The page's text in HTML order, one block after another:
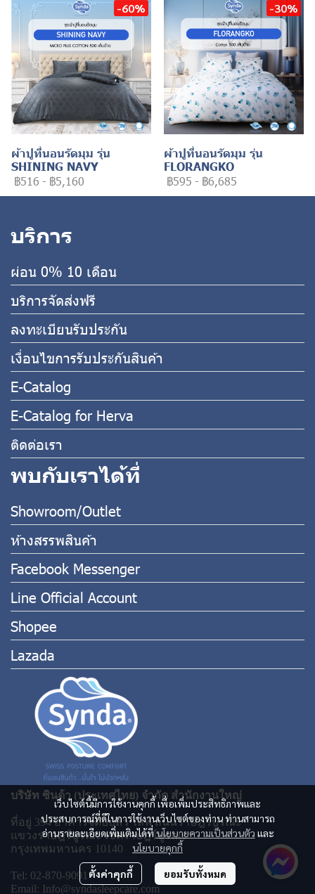
-60%
ผ้าปูที่นอนรัดมุม รุ่น
SHINING NAVY
฿516 - ฿5,160
-30%
ผ้าปูที่นอนรัดมุม รุ่น
FLORANGKO
฿595 - ฿6,685
เว็บไซต์นี้มีการใช้งานคุกกี้ เพื่อเพิ่มประสิทธิภาพและ
ประสบการณ์ที่ดีในการใช้งานเว็บไซต์ของท่าน ท่านสามารถ
อ่านรายละเอียดเพิ่มเติมได้ที่นโยบายความเป็นส่วนตัว และ
นโยบายคุกกี้
ตั้งค่าคุกกี้ ยอมรับทั้งหมด
บริการ
ผ่อน 0% 10 เดือน
บริการจัดส่งฟรี
ลงทะเบียนรับประกัน
เงื่อนไขการรับประกันสินค้า
E-Catalog
E-Catalog for Herva
ติดต่อเรา
พบกับเราได้ที่
Showroom/Outlet
ห้างสรรพสินค้า
Facebook Messenger
Line Official Account
Shopee
Lazada
บริษัท ซินด้า (ประเทศไทย) จำกัด สำนักงานใหญ่
ที่อยู่ 394 อาคารจีดับบลิว ไลฟ์ ถนนราษฎร์บูรณะ
แขวงราษฎร์บูรณะ เขตราษฎร์บูรณะ
กรุงเทพมหานคร 10140
Tel: 02-870-9091
Email: Info@syndasleepcare.com